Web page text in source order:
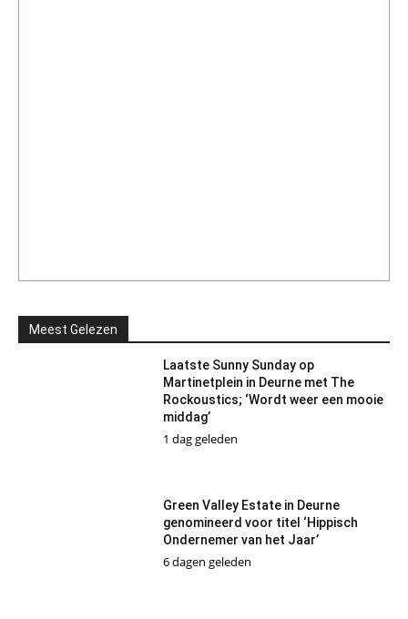
Meest Gelezen
Laatste Sunny Sunday op
Martinetplein in Deurne met The
Rockoustics; ‘Wordt weer een mooie
middag’
1 dag geleden
Green Valley Estate in Deurne
genomineerd voor titel ‘Hippisch
Ondernemer van het Jaar’
6 dagen geleden